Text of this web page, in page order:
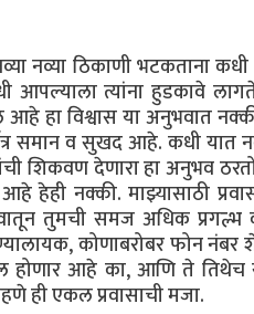
नव्या ठिकाणी भटकताना
आपल्याला त्यांना हुडकावे
हा विश्वास या अनुभवात
समान व सुखद आहे. कधी यात
शिकवण देणारा हा अनुभव
हेही नक्की. माझ्यासाठी
तुमची समज अधिक
कोणाबरोबर फोन नंबर
होणार आहे का, आणि ते
ही एकल प्रवासाची मजा.